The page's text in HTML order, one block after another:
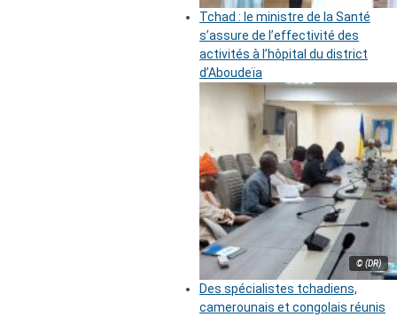
Tchad : le ministre de la Santé
s’assure de l’effectivité des
activités à l’hôpital du district
d’Aboudeïa
© (DR)
Des spécialistes tchadiens,
camerounais et congolais réunis